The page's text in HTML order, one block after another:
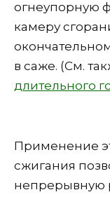
огнеупорную
камеру
в саже. (См.
длительного
Применение
сжигания
непрерывную